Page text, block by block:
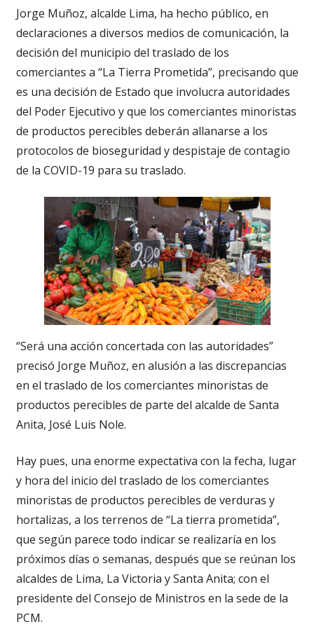
Jorge Muñoz, alcalde Lima, ha hecho público, en
declaraciones a diversos medios de comunicación, la
decisión del municipio del traslado de los
comerciantes a “La Tierra Prometida”, precisando que
es una decisión de Estado que involucra autoridades
del Poder Ejecutivo y que los comerciantes minoristas
de productos perecibles deberán allanarse a los
protocolos de bioseguridad y despistaje de contagio
de la COVID-19 para su traslado.
“Será una acción concertada con las autoridades”
precisó Jorge Muñoz, en alusión a las discrepancias
en el traslado de los comerciantes minoristas de
productos perecibles de parte del alcalde de Santa
Anita, José Luis Nole.
Hay pues, una enorme expectativa con la fecha, lugar
y hora del inicio del traslado de los comerciantes
minoristas de productos perecibles de verduras y
hortalizas, a los terrenos de “La tierra prometida”,
que según parece todo indicar se realizaría en los
próximos días o semanas, después que se reúnan los
alcaldes de Lima, La Victoria y Santa Anita; con el
presidente del Consejo de Ministros en la sede de la
PCM.